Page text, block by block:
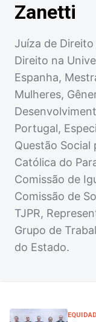
Zanetti
Juíza de
Direito na
Espanha,
Mulheres,
Portugal,
Questão Social
Católica do
Comissão de
Comissão de
TJPR,
Grupo de
do Estado.